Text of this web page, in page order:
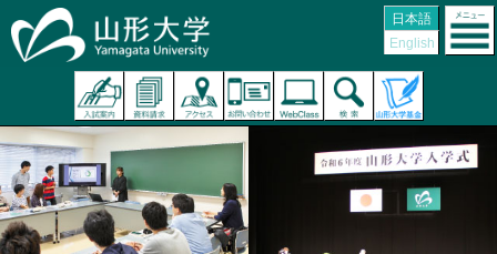
日本語
English